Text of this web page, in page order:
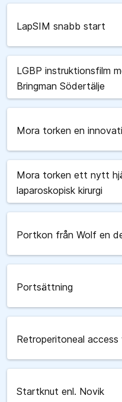
LapSIM snabb start
LGBP instruktionsfilm
Bringman Södertälje
Mora torken en
Mora torken ett nytt
laparoskopisk kirurgi
Portkon från Wolf en
Portsättning
Retroperitoneal access
Startknut enl. Novik